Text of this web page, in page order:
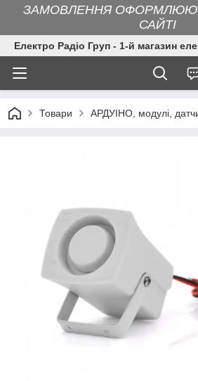
ЗАМОВЛЕННЯ
САЙТІ
Електро Радіо Груп - 1-й магазин
Товари АРДУІНО, модулі,